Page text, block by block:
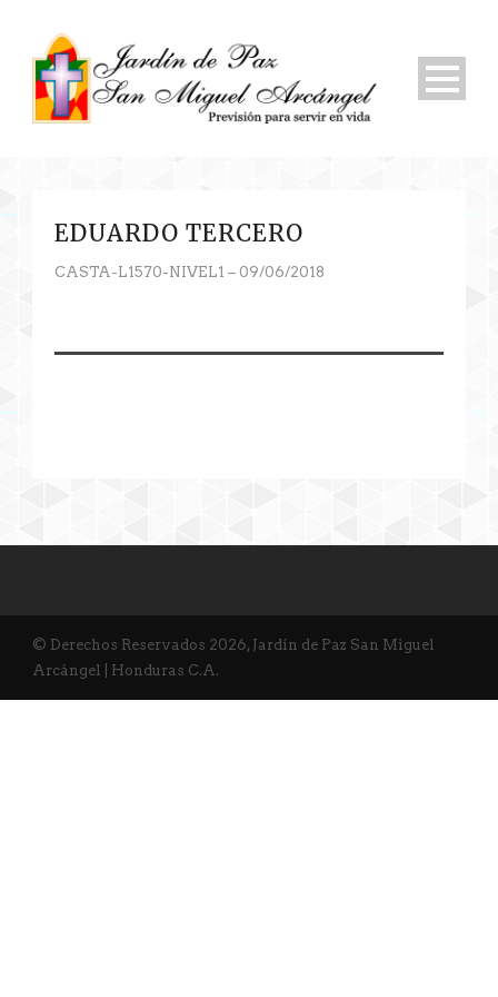
EDUARDO TERCERO
CASTA-L1570-NIVEL1 – 09/06/2018
© Derechos Reservados 2026, Jardín de Paz San Miguel
Arcángel | Honduras C.A.